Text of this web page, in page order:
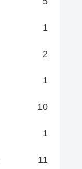
1
2
1
10
1
11